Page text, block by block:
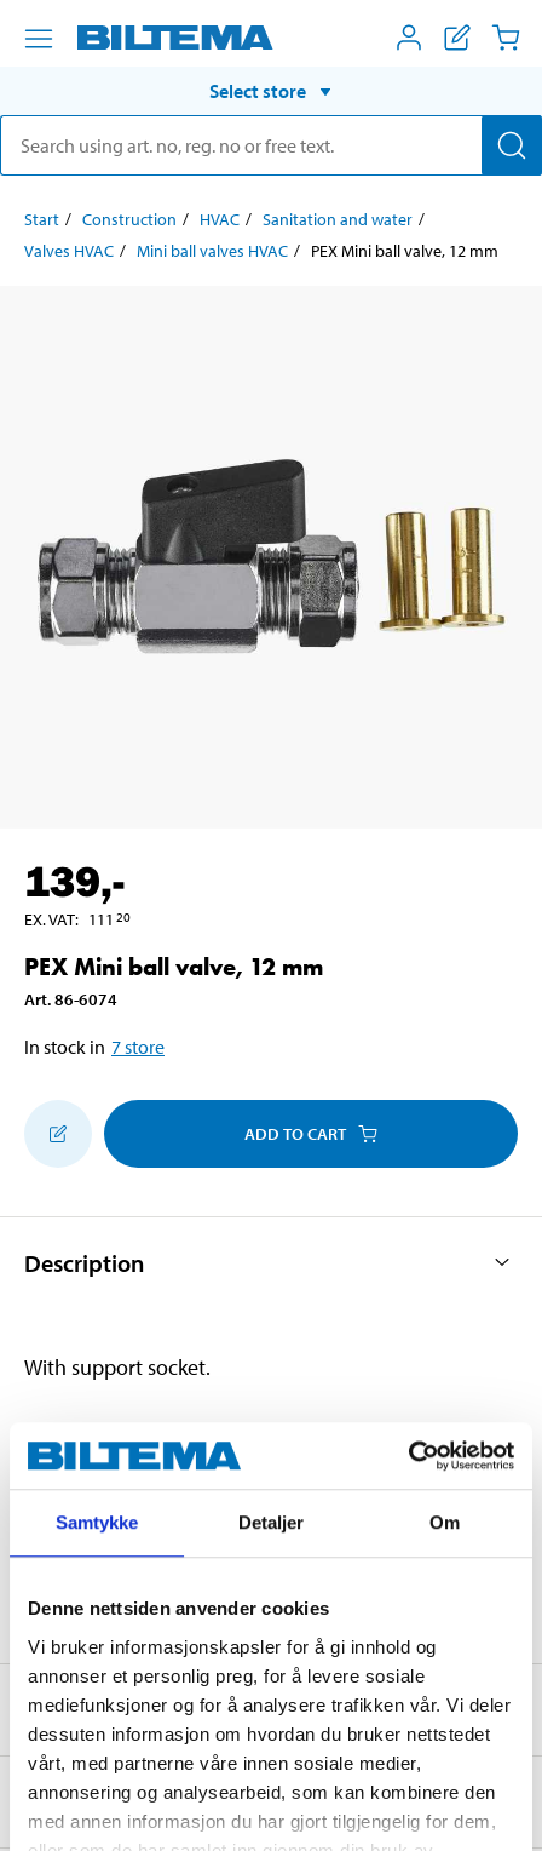
Samtykke Detaljer Om
Denne nettsiden anvender cookies
Vi bruker informasjonskapsler for å gi innhold og
annonser et personlig preg, for å levere sosiale
mediefunksjoner og for å analysere trafikken vår. Vi deler
dessuten informasjon om hvordan du bruker nettstedet
vårt, med partnerne våre innen sosiale medier,
annonsering og analysearbeid, som kan kombinere den
med annen informasjon du har gjort tilgjengelig for dem,
Select store
Start Construction HVAC
Sanitation and water
Valves HVAC
Mini ball valves HVAC PEX Mini ball valve, 12 mm
139,-
EX. VAT: 111 20
PEX Mini ball valve, 12 mm
Art.86-6074
In stock in 7store
ADD TO CART
Description
With support socket.
Technical specifications
Material
Brass
Safety instructions and other information
About the manufacturer